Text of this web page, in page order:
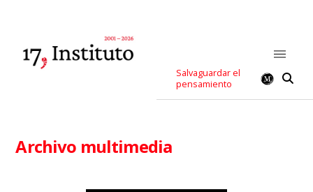
Salvaguardar el
pensamiento
Archivo multimedia